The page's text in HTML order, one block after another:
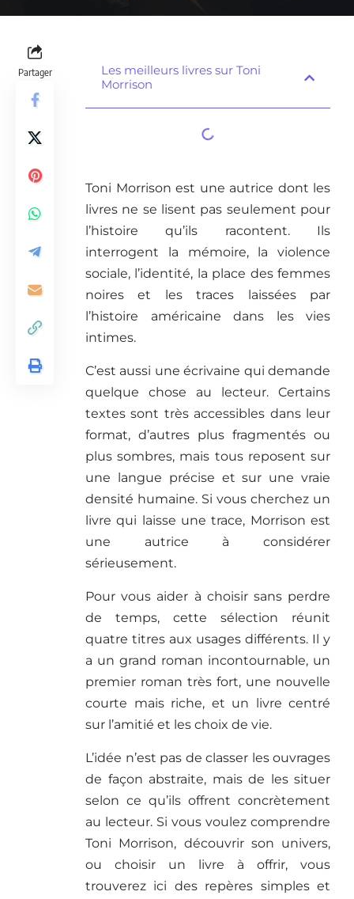
Partager
Les meilleurs livres sur Toni
Morrison
Toni Morrison est une autrice dont les
livres ne se lisent pas seulement pour
l’histoire qu’ils racontent. Ils
interrogent la mémoire, la violence
sociale, l’identité, la place des femmes
noires et les traces laissées par
l’histoire américaine dans les vies
intimes.
C’est aussi une écrivaine qui demande
quelque chose au lecteur. Certains
textes sont très accessibles dans leur
format, d’autres plus fragmentés ou
plus sombres, mais tous reposent sur
une langue précise et sur une vraie
densité humaine. Si vous cherchez un
livre qui laisse une trace, Morrison est
une autrice à considérer
sérieusement.
Pour vous aider à choisir sans perdre
de temps, cette sélection réunit
quatre titres aux usages différents. Il y
a un grand roman incontournable, un
premier roman très fort, une nouvelle
courte mais riche, et un livre centré
sur l’amitié et les choix de vie.
L’idée n’est pas de classer les ouvrages
de façon abstraite, mais de les situer
selon ce qu’ils offrent concrètement
au lecteur. Si vous voulez comprendre
Toni Morrison, découvrir son univers,
ou choisir un livre à offrir, vous
trouverez ici des repères simples et